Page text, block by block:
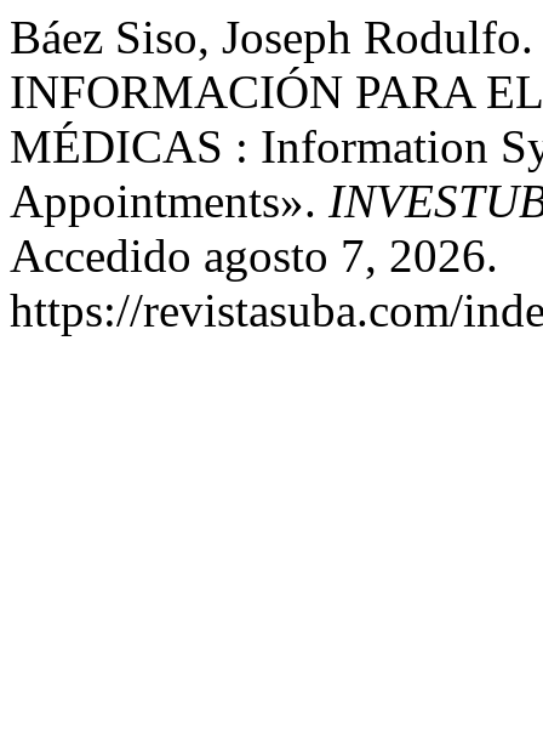
Báez Siso, Joseph
INFORMACIÓN PARA
MÉDICAS : Information
Appointments».
Accedido agosto 7, 2026.
https://revistasuba.com/